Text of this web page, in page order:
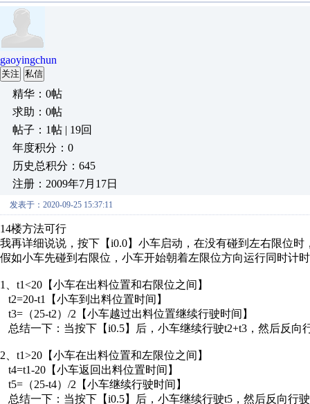
gaoyingchun
关注 私信
精华：0帖
求助：0帖
帖子：1帖 | 19回
年度积分：0
历史总积分：645
注册：2009年7月17日
发表于：2020-09-25 15:37:11
14楼方法可行
我再详细说说，按下【i0.0】小车启动，在没有碰到左右限位
假如小车先碰到右限位，小车开始朝着左限位方向运行同时计
1、t1<20【小车在出料位置和右限位之间】
t2=20-t1【小车到出料位置时间】
t3=（25-t2）/2【小车越过出料位置继续行驶时间】
总结一下：当按下【i0.5】后，小车继续行驶t2+t3，然后反向
2、t1>20【小车在出料位置和左限位之间】
t4=t1-20【小车返回出料位置时间】
t5=（25-t4）/2【小车继续行驶时间】
总结一下：当按下【i0.5】后，小车继续行驶t5，然后反向行